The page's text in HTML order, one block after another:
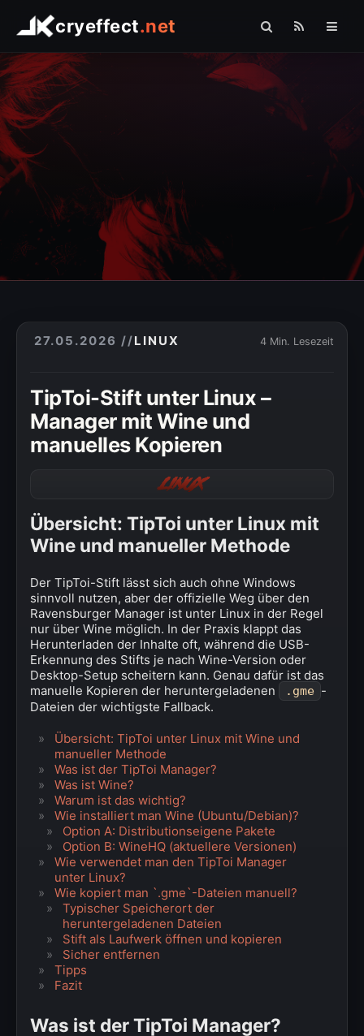
cryeffect.net
27.05.2026 //LINUX 4 Min. Lesezeit
TipToi-Stift unter Linux –
Manager mit Wine und
manuelles Kopieren
Linux
Übersicht: TipToi unter Linux mit
Wine und manueller Methode
Der TipToi-Stift lässt sich auch ohne Windows
sinnvoll nutzen, aber der offizielle Weg über den
Ravensburger Manager ist unter Linux in der Regel
nur über Wine möglich. In der Praxis klappt das
Herunterladen der Inhalte oft, während die USB-
Erkennung des Stifts je nach Wine-Version oder
Desktop-Setup scheitern kann. Genau dafür ist das
manuelle Kopieren der heruntergeladenen
.gme -
Dateien der wichtigste Fallback.
Übersicht: TipToi unter Linux mit Wine und
manueller Methode
Was ist der TipToi Manager?
Was ist Wine?
Warum ist das wichtig?
Wie installiert man Wine (Ubuntu/Debian)?
Option A: Distributionseigene Pakete
Option B: WineHQ (aktuellere Versionen)
Wie verwendet man den TipToi Manager
unter Linux?
Wie kopiert man `.gme`-Dateien manuell?
Typischer Speicherort der
heruntergeladenen Dateien
Stift als Laufwerk öffnen und kopieren
Sicher entfernen
Tipps
Fazit
Was ist der TipToi Manager?
Startseite
Shop
Arduino
Linux
Raspberry Pi
Logo Comfort
Fotografie
» PHP
» Datenschutzerklärung
» Impressum